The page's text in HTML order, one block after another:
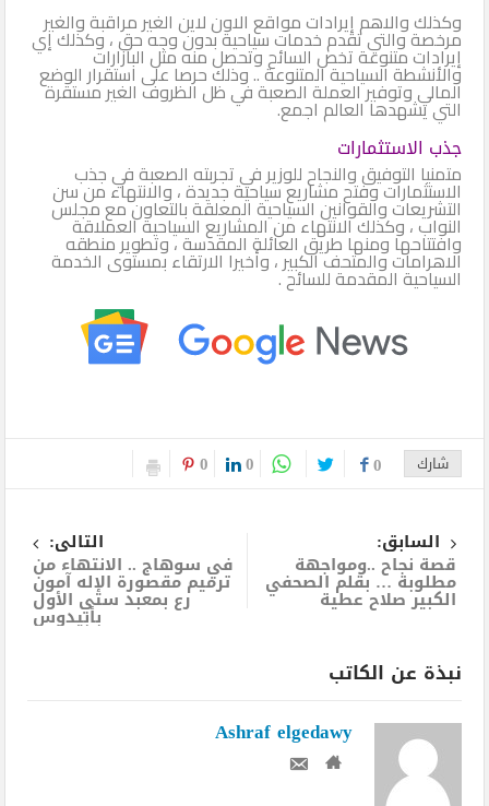
وكذلك والاهم إيرادات مواقع الاون لاين الغير مراقبة والغير
مرخصة والتي تقدم خدمات سياحية بدون وجه حق ، وكذلك إي
إيرادات متنوعة تخص السائح وتحصل منه مثل البازارات
والأنشطة السياحية المتنوعة .. وذلك حرصا على استقرار الوضع
المالي وتوفير العملة الصعبة في ظل الظروف الغير مستقرة
التي يشهدها العالم اجمع.
جذب الاستثمارات
متمنيا التوفيق والنجاح للوزير في تجربته الصعبة في جذب
الاستثمارات وفتح مشاريع سياحية جديدة ، والانتهاء من سن
التشريعات والقوانين السياحية المعلقة بالتعاون مع مجلس
النواب ، وكذلك الانتهاء من المشاريع السياحية العملاقة
وافتتاحها ومنها طريق العائلة المقدسة ، وتطوير منطقه
الاهرامات والمتحف الكبير ، وأخيرا الارتقاء بمستوى الخدمة
السياحية المقدمة للسائح .
شارك 0
0
0
السابق:
قصة نجاح ..ومواجهة
مطلوبة … بقلم الصحفي
الكبير صلاح عطية
التالى:
في سوهاج .. الانتهاء من
ترميم مقصورة الإله آمون
رع بمعبد ستي الأول
بأبيدوس
نبذة عن الكاتب
Ashraf elgedawy